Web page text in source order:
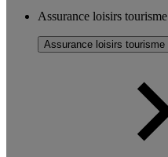
Assurance loisirs tourisme
Assurance loisirs tourisme